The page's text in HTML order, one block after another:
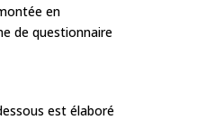
en
de questionnaire
est élaboré